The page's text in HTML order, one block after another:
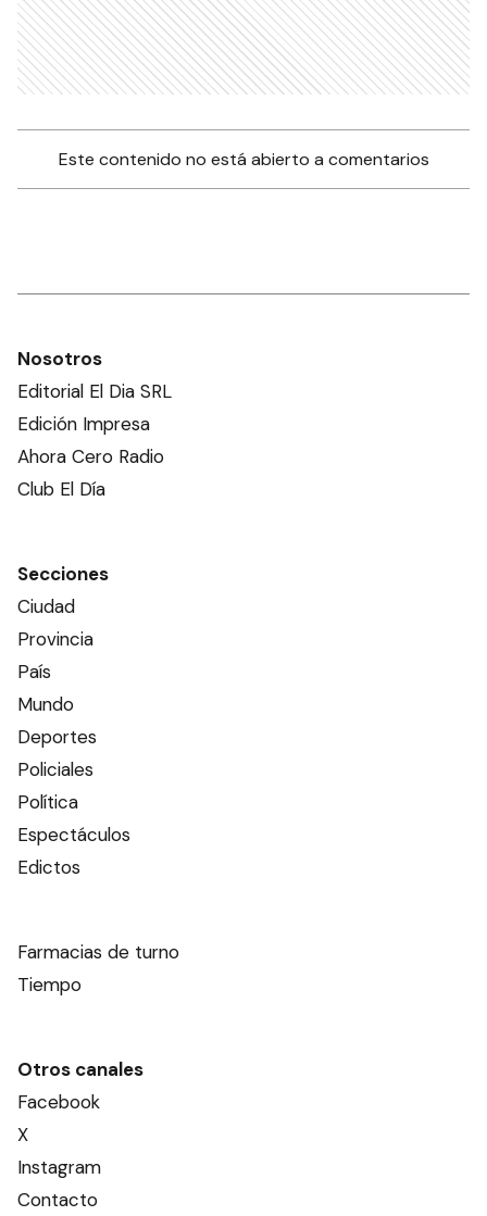
Este contenido no está abierto a comentarios
Nosotros
Editorial El Dia SRL
Edición Impresa
Ahora Cero Radio
Club El Día
Secciones
Ciudad
Provincia
País
Mundo
Deportes
Policiales
Política
Espectáculos
Edictos
Farmacias de turno
Tiempo
Otros canales
Facebook
X
Instagram
Contacto